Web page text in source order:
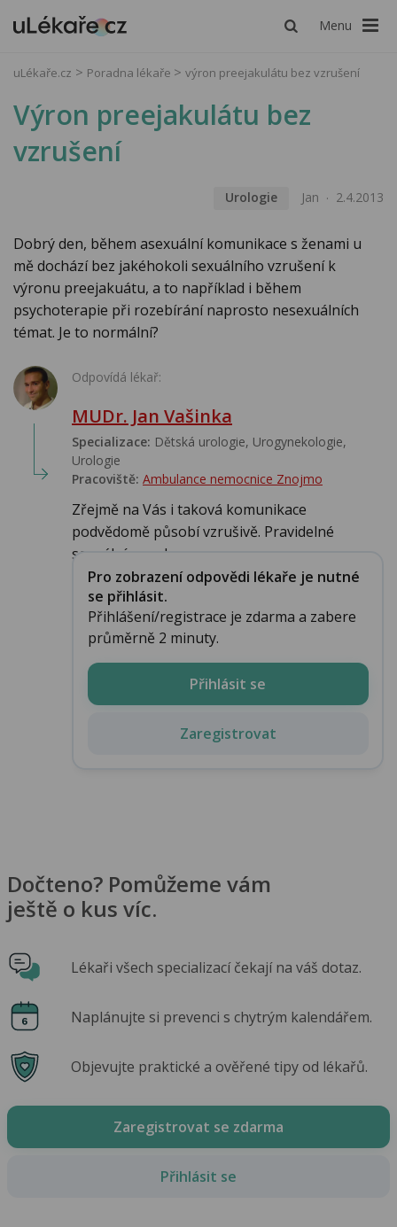
Menu
uLékaře.cz Poradna lékaře výron preejakulátu bez vzrušení
Výron preejakulátu bez
vzrušení
Urologie Jan 2.4.2013
Dobrý den, během asexuální komunikace s ženami u
mě dochází bez jakéhokoli sexuálního vzrušení k
výronu preejakuátu, a to například i během
psychoterapie při rozebírání naprosto nesexuálních
témat. Je to normální?
Odpovídá lékař:
MUDr. Jan Vašinka
Specializace: Dětská urologie, Urogynekologie,
Urologie‎
Pracoviště: Ambulance nemocnice Znojmo
Zřejmě na Vás i taková komunikace
podvědomě působí vzrušivě. Pravidelné
sexuální uspoko...
Pro zobrazení odpovědi lékaře je nutné
se přihlásit.
Přihlášení/registrace je zdarma a zabere
průměrně 2 minuty.
Přihlásit se
Zaregistrovat
Dočteno? Pomůžeme vám
ještě o kus víc.
Lékaři všech specializací čekají na váš dotaz.
Naplánujte si prevenci s chytrým kalendářem.
Objevujte praktické a ověřené tipy od lékařů.
Zaregistrovat se zdarma
Přihlásit se